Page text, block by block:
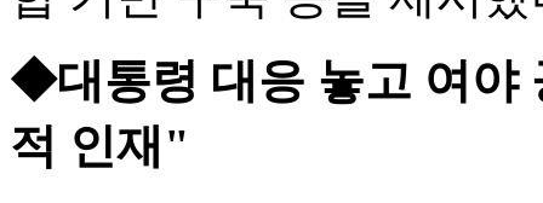
◆대통령 대응 놓고 여
적 인재"